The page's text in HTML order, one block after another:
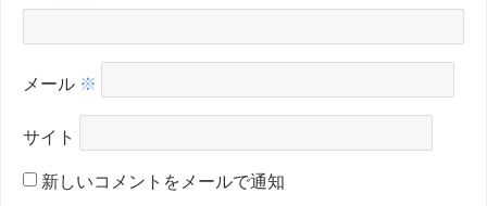
メール ※
サイト
新しいコメントをメールで通知